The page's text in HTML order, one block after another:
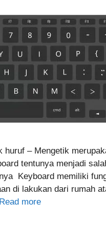
huruf – Mengetik
tentunya menjadi
Keyboard memiliki
di lakukan dari rumah
Read more